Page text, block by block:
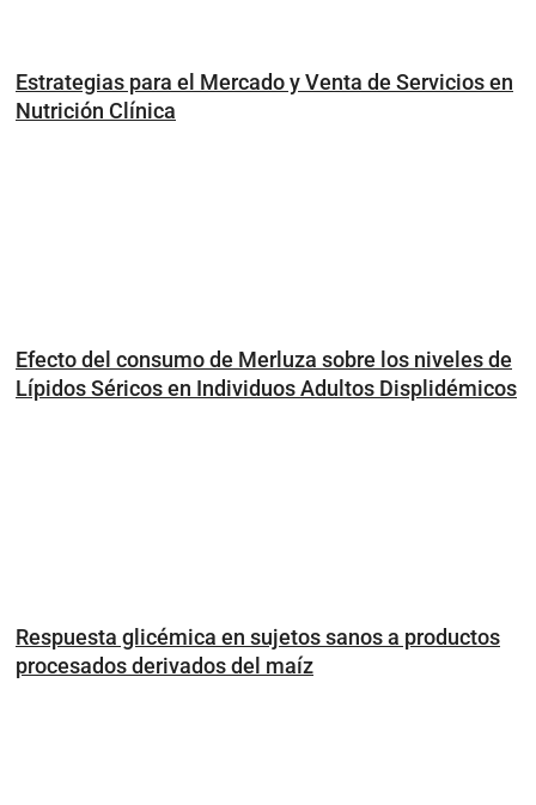
Estrategias para el Mercado y Venta de Servicios en
Nutrición Clínica
Efecto del consumo de Merluza sobre los niveles de
Lípidos Séricos en Individuos Adultos Displidémicos
Respuesta glicémica en sujetos sanos a productos
procesados derivados del maíz